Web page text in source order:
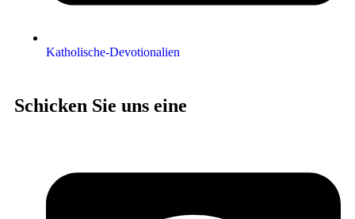
Katholische-Devotionalien
Schicken Sie uns eine